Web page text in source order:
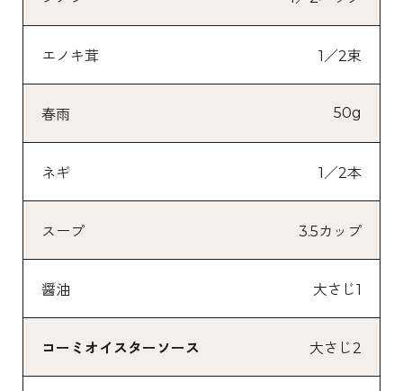
エノキ茸 1／2束
春雨 50g
ネギ 1／2本
スープ 3.5カップ
醤油 大さじ1
コーミオイスターソース 大さじ2